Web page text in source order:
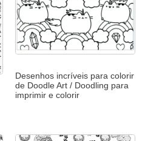
Desenhos incríveis para colorir
de Doodle Art / Doodling para
imprimir e colorir